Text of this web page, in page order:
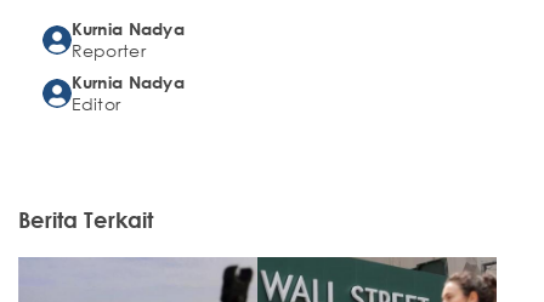
Kurnia Nadya
Reporter
Kurnia Nadya
Editor
Berita Terkait